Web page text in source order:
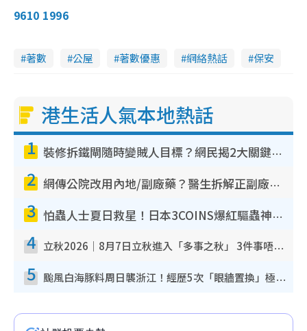
9610 1996
著數 公屋 著數優惠 網絡熱話 保安
港生活人氣本地熱話
1 裝修拆鐵閘隨時變賊人目標？網民揭2大關鍵用途：裝新式等於白裝？附新舊鐵閘分別
2 網傳公院改用內地/副廠藥？醫生拆解正副廠分別 揭4類人換藥隨時出事
3 怕蟲人士夏日救星！日本3COINS爆紅驅蟲神器$45起 1招「全程免觸碰」輕鬆搞定小強
4 立秋2026｜8月7日立秋進入「多事之秋」 3件事唔做得！專家教6招開運 清枱頭／銀包納氣接好運
5 颱風白海豚料周日襲浙江！經歷5次「眼牆置換」極罕見 成登陸內地最長途颱風